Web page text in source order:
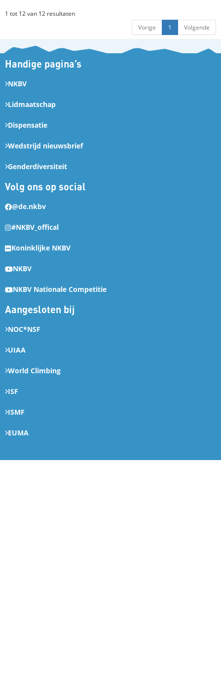
1 tot 12 van 12 resultaten
Vorige
1 Volgende
Handige pagina’s
NKBV
Lidmaatschap
Dispensatie
Wedstrijd nieuwsbrief
Genderdiversiteit
Volg ons op social
@de.nkbv
#NKBV_offical
Koninklijke NKBV
NKBV
NKBV Nationale Competitie
Aangesloten bij
NOC*NSF
UIAA
World Climbing
ISF
ISMF
EUMA